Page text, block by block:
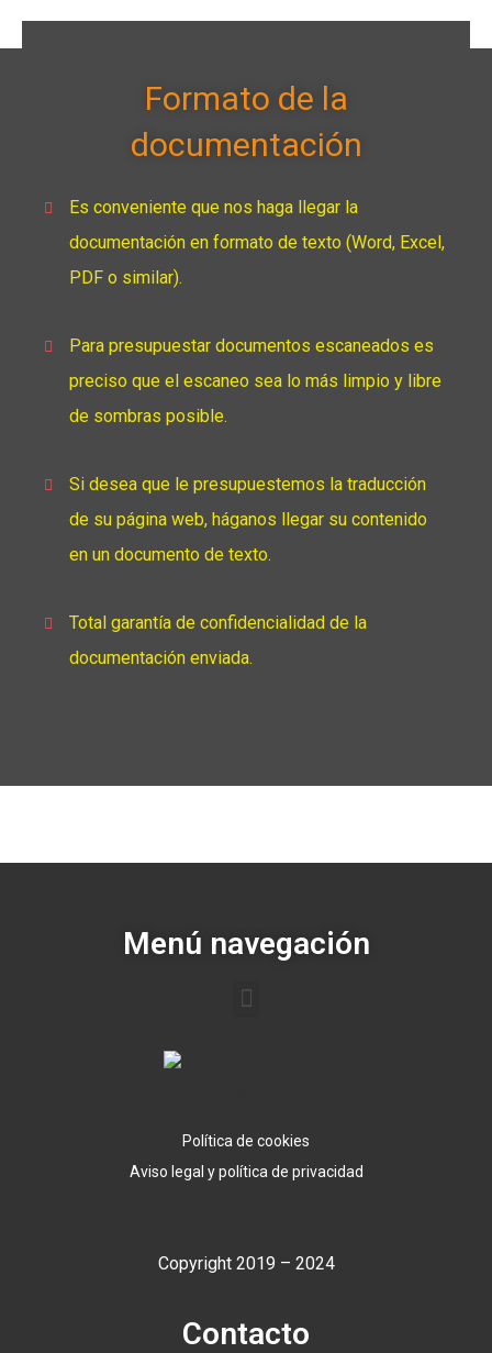
Formato de la
documentación
Es conveniente que nos haga llegar la
documentación en formato de texto (Word, Excel,
PDF o similar).
Para presupuestar documentos escaneados es
preciso que el escaneo sea lo más limpio y libre
de sombras posible.
Si desea que le presupuestemos la traducción
de su página web, háganos llegar su contenido
en un documento de texto.
Total garantía de confidencialidad de la
documentación enviada.
Menú navegación
Política de cookies
Aviso legal y política de privacidad
Copyright 2019 – 2024
Contacto